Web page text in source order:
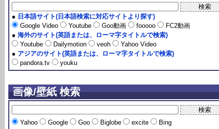
● 日本語サイト(日本語検索に対応サイトより探す)
Google Video
Youtube Goo動画 fooooo
FC2動画
● 海外のサイト(英語または、ローマ字タイトルで検索)
Youtube
Dailymotion veoh
Yahoo Video
● アジアのサイト(英語または、ローマ字タイトルで検索)
pandora.tv
youku
画像/壁紙 検索
Yahoo Google Goo Biglobe excite
Bing